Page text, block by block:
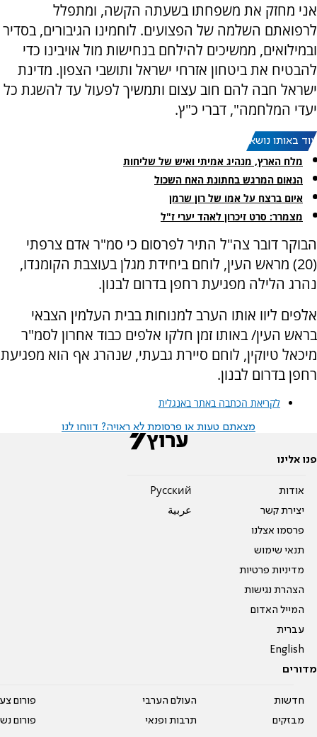
אני מחזק את משפחתו בשעתה הקשה, ומתפלל
לרפואתם השלמה של הפצועים. לוחמינו הגיבורים, בסדיר
ובמילואים, ממשיכים להילחם בנחישות מול אויבינו כדי
להבטיח את ביטחון אזרחי ישראל ותושבי הצפון. מדינת
ישראל חבה להם חוב עצום ותמשיך לפעול עד להשגת כל
יעדי המלחמה", דברי כ"ץ.
עוד באותו נושא:
מלח הארץ, מנהיג אמיתי ואיש של שליחות
הנאום המרגש בחתונת האח השכול
איום ברצח על אמו של רון שרמן
מצמרר: סרט זיכרון לאהד יערי ז"ל
הבוקר דובר צה"ל התיר לפרסום כי סמ"ר אדם צרפתי
(20) מראש העין, לוחם ביחידת מגלן בעוצבת הקומנדו,
נהרג הלילה מפגיעת רחפן בדרום לבנון.
אלפים ליוו אותו הערב למנוחות בבית העלמין הצבאי
בראש העין/ באותו זמן חלקו אלפים כבוד אחרון לסמ"ר
מיכאל טיוקין, לוחם סיירת גבעתי, שנהרג אף הוא מפגיעת
רחפן בדרום לבנון.
לקריאת הכתבה באתר באנגלית
מצאתם טעות או פרסומת לא ראויה? דווחו לנו
פנו אלינו
אודות
יצירת קשר
פרסמו אצלנו
תנאי שימוש
מדיניות פרטיות
הצהרת נגישות
המייל האדום
עברית
English
Pусский
عربية
מדורים
חדשות
מבזקים
העולם הערבי
תרבות ופנאי
פורום
פורום